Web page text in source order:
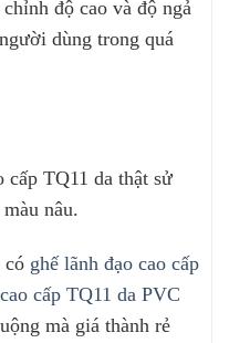
độ cao và độ ngả
dùng trong quá
cấp TQ11 da thật sử
nâu.
có ghế lãnh đạo cao cấp
cấp TQ11 da PVC
mà giá thành rẻ